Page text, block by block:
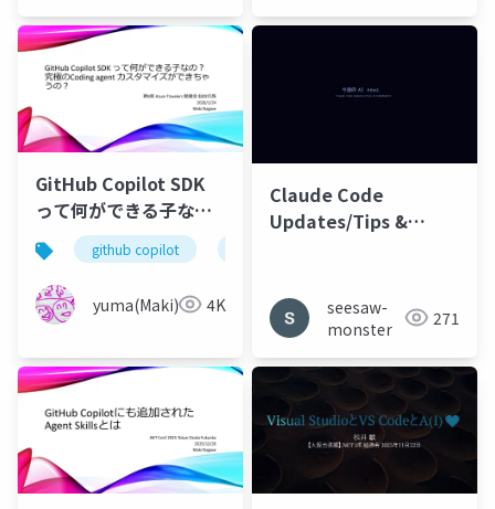
GitHub Copilot SDK
って何ができる子な
の？ 究極のCoding
agent カスタマイズが
できちゃうの？
github copilot
yuma(Maki) 4K
Claude Code
Updates/Tips &
seesaw-
monster
271